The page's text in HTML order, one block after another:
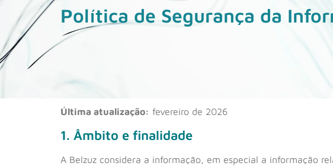
Política de Segurança da
Última atualização: fevereiro de 2026
1. Âmbito e finalidade
A Belzuz considera a informação, em especial a informação